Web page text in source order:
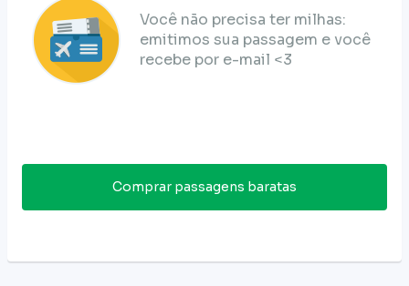
Você não precisa ter milhas:
emitimos sua passagem e você
recebe por e-mail <3
Comprar passagens baratas